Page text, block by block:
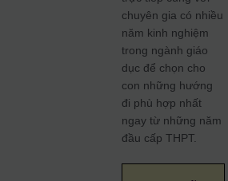
chuyên gia có nhiều
năm kinh nghiệm
trong ngành giáo
dục để chọn cho
con những hướng
đi phù hợp nhất
ngay từ những năm
đầu cấp THPT.